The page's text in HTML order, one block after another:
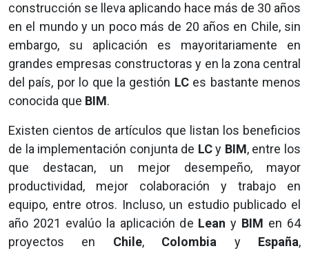
construcción se lleva aplicando hace más de 30 años
en el mundo y un poco más de 20 años en Chile, sin
embargo, su aplicación es mayoritariamente en
grandes empresas constructoras y en la zona central
del país, por lo que la gestión LCes bastante menos
conocida que BIM.
Existen cientos de artículos que listan los beneficios
de la implementación conjunta de LCy BIM, entre los
que destacan, un mejor desempeño, mayor
productividad, mejor colaboración y trabajo en
equipo, entre otros. Incluso, un estudio publicado el
año 2021 evalúo la aplicación de Lean y BIM en 64
proyectos en Chile, Colombia y España,